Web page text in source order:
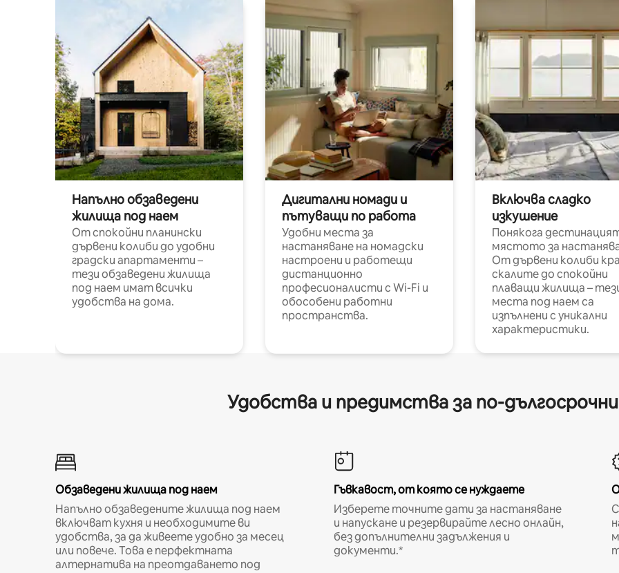
Напълно обзаведени
жилища под наем
От спокойни планински
дървени колиби до удобни
градски апартаменти –
тези обзаведени жилища
под наем имат всички
удобства на дома.
Дигитални номади и
пътуващи по работа
Удобни места за
настаняване на номадски
настроени и работещи
дистанционно
професионалисти с Wi-Fi и
обособени работни
пространства.
Включва сладко
изкушение
Понякога
мястото за
От дървени колиби
скалите до спокойни
плаващи жилища –
места под наем са
изпълнени с уникални
характеристики.
Удобства и предимства за по-
Обзаведени жилища под наем
Напълно обзаведените жилища под наем
включват кухня и необходимите ви
удобства, за да живеете удобно за месец
или повече. Това е перфектната
алтернатива на преотдаването под
Гъвкавост, от която се нуждаете
Изберете точните дати за настаняване
и напускане и резервирайте лесно онлайн,
без допълнителни задължения и
документи.*